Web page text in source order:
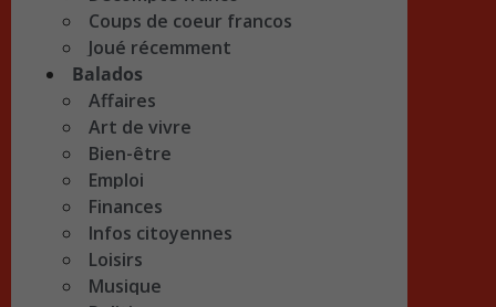
Coups de coeur francos
Joué récemment
Balados
Affaires
Art de vivre
Bien-être
Emploi
Finances
Infos citoyennes
Loisirs
Musique